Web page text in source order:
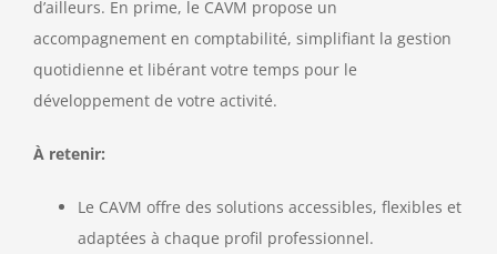
d’ailleurs. En prime, le CAVM propose un
accompagnement en comptabilité, simplifiant la gestion
quotidienne et libérant votre temps pour le
développement de votre activité.
À retenir:
Le CAVM offre des solutions accessibles, flexibles et
adaptées à chaque profil professionnel.